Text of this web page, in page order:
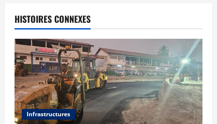
HISTOIRES CONNEXES
Infrastructures